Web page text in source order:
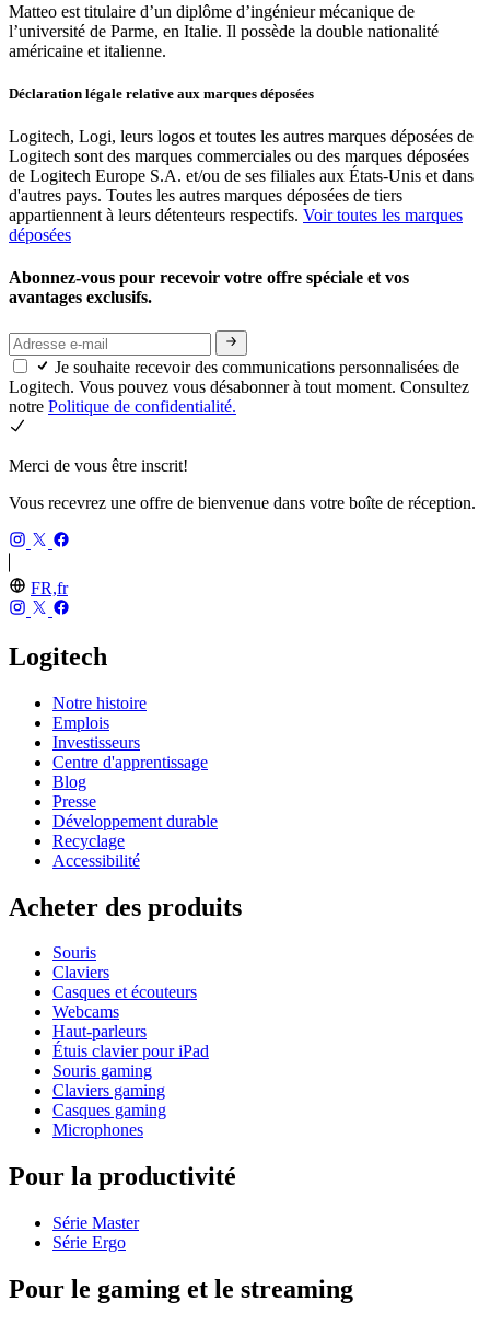
Matteo est titulaire d’un diplôme d’ingénieur mécanique de
l’université de Parme, en Italie. Il possède la double nationalité
américaine et italienne.
Déclaration légale relative aux marques déposées
Logitech, Logi, leurs logos et toutes les autres marques déposées de
Logitech sont des marques commerciales ou des marques déposées
de Logitech Europe S.A. et/ou de ses filiales aux États-Unis et dans
d'autres pays. Toutes les autres marques déposées de tiers
appartiennent à leurs détenteurs respectifs. Voir toutes les marques
déposées
Abonnez-vous pour recevoir votre offre spéciale et vos
avantages exclusifs.
Je souhaite recevoir des communications personnalisées de
Logitech. Vous pouvez vous désabonner à tout moment. Consultez
notre Politique de confidentialité.
Merci de vous être inscrit!
Vous recevrez une offre de bienvenue dans votre boîte de réception.
FR,fr
Logitech
Notre histoire
Emplois
Investisseurs
Centre d'apprentissage
Blog
Presse
Développement durable
Recyclage
Accessibilité
Acheter des produits
Souris
Claviers
Casques et écouteurs
Webcams
Haut-parleurs
Étuis clavier pour iPad
Souris gaming
Claviers gaming
Casques gaming
Microphones
Pour la productivité
Série Master
Série Ergo
Pour le gaming et le streaming